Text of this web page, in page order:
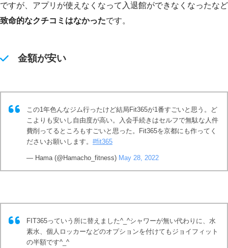
ですが、アプリが使えなくなって入退館ができなくなったなど
致命的なクチコミはなかったです。
金額が安い
この1年色んなジム行ったけど結局Fit365が1番すごいと思う。ど
こよりも安いし自由度が高い。入会手続きはセルフで無駄な人件
費削ってるところもすごいと思った。Fit365を京都にも作ってく
ださいお願いします。 #fit365
— Hama (@Hamacho_fitness) May 28, 2022
FIT365っていう所に替えました^_^シャワーが無い代わりに、水
素水、個人ロッカーなどのオプションを付けてもジョイフィット
の半額です^_^